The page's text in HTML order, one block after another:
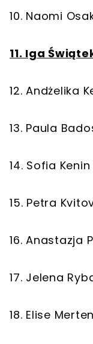
10. Naomi
11. Iga
12. Andżelika
13. Paula
14. Sofia
15. Petra
16. Anastazja
17. Jelena
18. Elise